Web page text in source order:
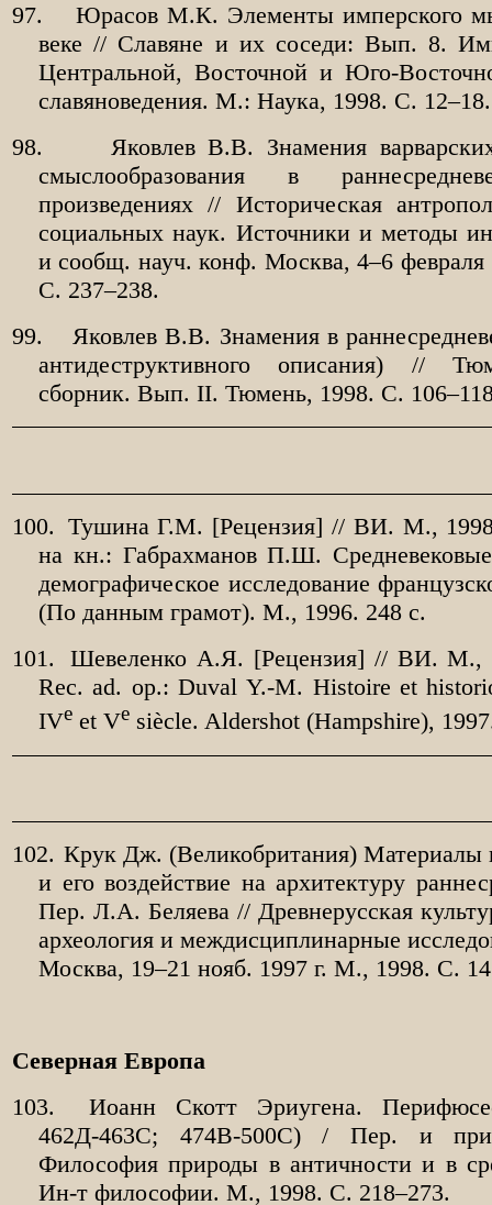
97.
Юрасов М.К. Элементы имперского
веке // Славяне и их соседи: Вып. 8.
Центральной, Восточной и Юго-
славяноведения. М.: Наука, 1998. С. 12–18.
98.
Яковлев В.В. Знамения
смыслообразования в
произведениях // Историческая
социальных наук. Источники и методы
и сообщ. науч. конф. Москва, 4–6
С. 237–238.
99.
Яковлев В.В. Знамения в
антидеструктивного описания) //
сборник. Вып. II. Тюмень, 1998. С.
100. Тушина Г.М. [Рецензия] // ВИ. М.,
на кн.: Габрахманов П.Ш.
демографическое исследование
(По данным грамот). М., 1996. 248 с.
101.
Шевеленко А.Я. [Рецензия] // ВИ. М.,
Rec. ad. op.: Duval Y.-M. Histoire et
IVe et Ve siècle. Aldershot (Hampshire),
102. Крук Дж. (Великобритания) Материалы
и его воздействие на архитектуру
Пер. Л.А. Беляева // Древнерусская
археология и междисциплинарные
Москва, 19–21 нояб. 1997 г. М., 1998. С.
Северная Европа
103.
Иоанн Скотт Эриугена.
462Д-463С; 474В-500С) / Пер. и
Философия природы в античности и в
Ин-т философии. М., 1998. С. 218–273.